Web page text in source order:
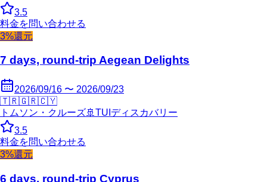
3.5
料金を問い合わせる
3%還元
7 days, round-trip Aegean Delights
2026/09/16 〜 2026/09/23
🇹🇷🇬🇷🇨🇾
トムソン・クルーズ🚢 TUIディスカバリー
3.5
料金を問い合わせる
3%還元
6 days, round-trip Cyprus